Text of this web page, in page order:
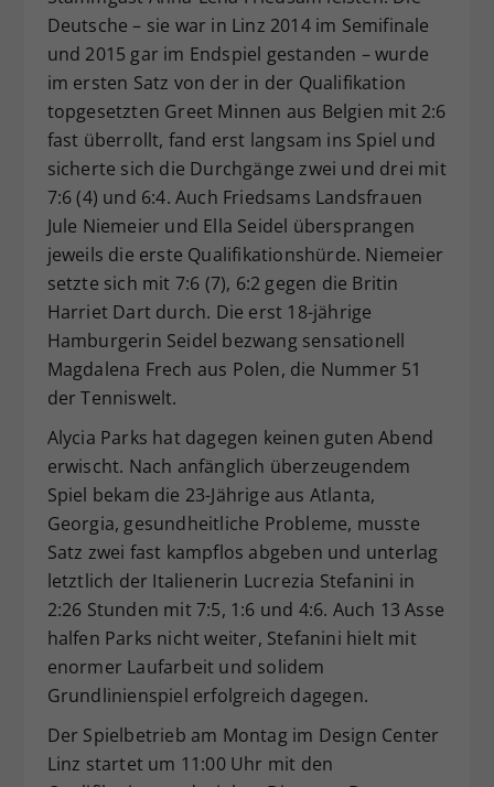
Deutsche – sie war in Linz 2014 im Semifinale
und 2015 gar im Endspiel gestanden – wurde
im ersten Satz von der in der Qualifikation
topgesetzten Greet Minnen aus Belgien mit 2:6
fast überrollt, fand erst langsam ins Spiel und
sicherte sich die Durchgänge zwei und drei mit
7:6 (4) und 6:4. Auch Friedsams Landsfrauen
Jule Niemeier und Ella Seidel übersprangen
jeweils die erste Qualifikationshürde. Niemeier
setzte sich mit 7:6 (7), 6:2 gegen die Britin
Harriet Dart durch. Die erst 18-jährige
Hamburgerin Seidel bezwang sensationell
Magdalena Frech aus Polen, die Nummer 51
der Tenniswelt.
Alycia Parks hat dagegen keinen guten Abend
erwischt. Nach anfänglich überzeugendem
Spiel bekam die 23-Jährige aus Atlanta,
Georgia, gesundheitliche Probleme, musste
Satz zwei fast kampflos abgeben und unterlag
letztlich der Italienerin Lucrezia Stefanini in
2:26 Stunden mit 7:5, 1:6 und 4:6. Auch 13 Asse
halfen Parks nicht weiter, Stefanini hielt mit
enormer Laufarbeit und solidem
Grundlinienspiel erfolgreich dagegen.
Der Spielbetrieb am Montag im Design Center
Linz startet um 11:00 Uhr mit den